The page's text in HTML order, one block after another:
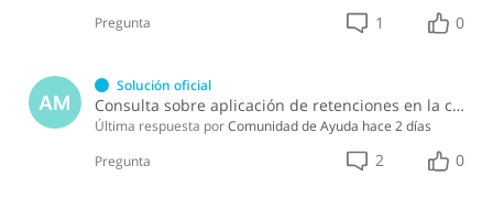
Pregunta
1 0
AM
Solución oficial
Consulta sobre aplicación de retenciones en la compra de alimentos a persona física
Última respuesta porComunidad de Ayuda hace 2 días
Pregunta
2 0